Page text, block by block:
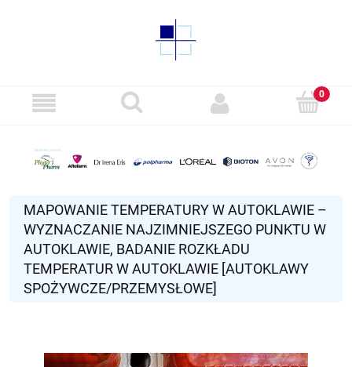
MAPOWANIE TEMPERATURY W AUTOKLAWIE –
WYZNACZANIE NAJZIMNIEJSZEGO PUNKTU W
AUTOKLAWIE, BADANIE ROZKŁADU
TEMPERATUR W AUTOKLAWIE [AUTOKLAWY
SPOŻYWCZE/PRZEMYSŁOWE]